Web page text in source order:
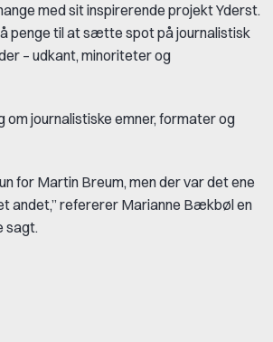
med sit inspirerende projekt Yderst.
penge til at sætte spot på journalistisk
– udkant, minoriteter og
journalistiske emner, formater og
for Martin Breum, men der var det ene
andet,” refererer Marianne Bækbøl en
sagt.